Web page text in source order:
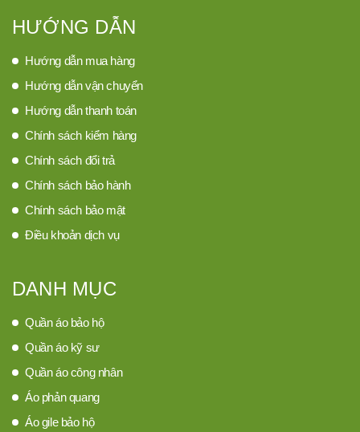
HƯỚNG DẪN
Hướng dẫn mua hàng
Hướng dẫn vận chuyển
Hướng dẫn thanh toán
Chính sách kiểm hàng
Chính sách đổi trả
Chính sách bảo hành
Chính sách bảo mật
Điều khoản dịch vụ
DANH MỤC
Quần áo bảo hộ
Quần áo kỹ sư
Quần áo công nhân
Áo phản quang
Áo gile bảo hộ